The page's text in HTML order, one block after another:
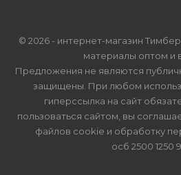
© 2026 - интернет-магазин
материалы оптом и
Предложения не являются
защищены. При любом
гиперссылка на сайт
пользоваться сайтом, вы
файлов cookie и обработку
осб 2500 1250